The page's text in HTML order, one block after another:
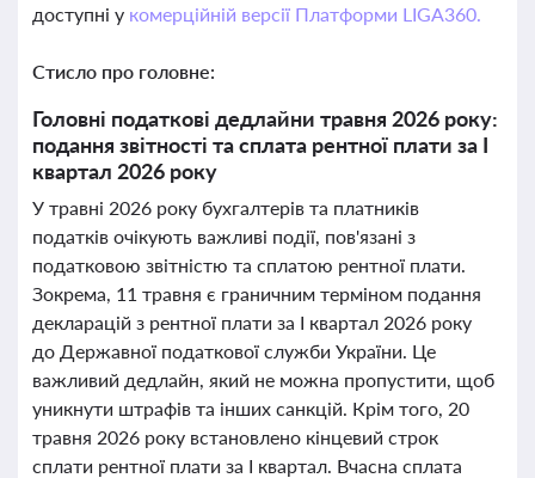
доступні у комерційній версії Платформи LIGA360.
Стисло про головне:
Головні податкові дедлайни травня 2026 року:
подання звітності та сплата рентної плати за I
квартал 2026 року
У травні 2026 року бухгалтерів та платників
податків очікують важливі події, пов'язані з
податковою звітністю та сплатою рентної плати.
Зокрема, 11 травня є граничним терміном подання
декларацій з рентної плати за I квартал 2026 року
до Державної податкової служби України. Це
важливий дедлайн, який не можна пропустити, щоб
уникнути штрафів та інших санкцій. Крім того, 20
травня 2026 року встановлено кінцевий строк
сплати рентної плати за I квартал. Вчасна сплата